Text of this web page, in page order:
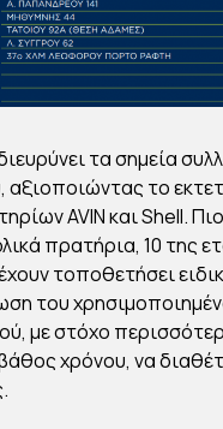
τα σημεία
αξιοποιώντας το
AVIN και Shell.
πρατήρια, 10 της
τοποθετήσει
του
με στόχο
χρόνου, να